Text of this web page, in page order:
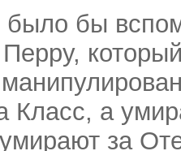
бы
Класс, а
за